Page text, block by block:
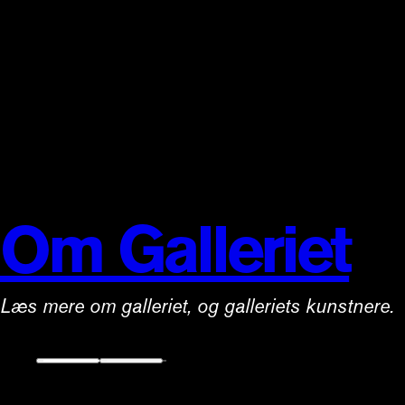
Om Galleriet
Læs mere om galleriet, og galleriets kunstnere.